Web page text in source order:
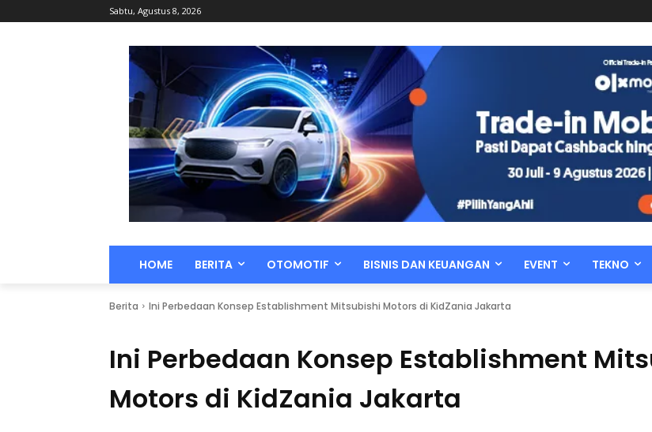
Sabtu, Agustus 8, 2026
HOME BERITA OTOMOTIF BISNIS DAN KEUANGAN EVENT TEKNO
Berita Ini Perbedaan Konsep Establishment Mitsubishi Motors di KidZania Jakarta
Ini Perbedaan Konsep Establishment
Motors di KidZania Jakarta